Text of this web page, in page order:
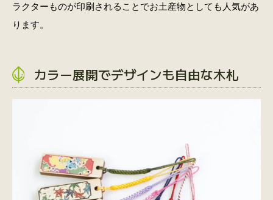
ラクターものが印刷されることでお土産物としても人気があ
ります。
カラー展開でデザインも自由な木札